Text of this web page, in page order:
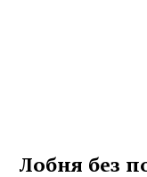
Лобня без